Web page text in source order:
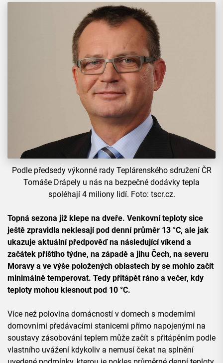
Podle předsedy výkonné rady Teplárenského sdružení ČR
Tomáše Drápely u nás na bezpečné dodávky tepla
spoléhají 4 miliony lidí. Foto: tscr.cz.
Topná sezona již klepe na dveře. Venkovní teploty sice
ještě zpravidla neklesají pod denní průměr 13 °C, ale jak
ukazuje aktuální předpověď na následující víkend a
začátek příštího týdne, na západě a jihu Čech, na severu
Moravy a ve výše položených oblastech by se mohlo začít
minimálně temperovat. Tedy přitápět ráno a večer, kdy
teploty mohou klesnout pod 10 °C.
Více než polovina domácností v domech s moderními
domovními předávacími stanicemi přímo napojenými na
soustavy zásobování teplem může začít s přitápěním podle
vlastního uvážení kdykoliv a nemusí čekat na splnění